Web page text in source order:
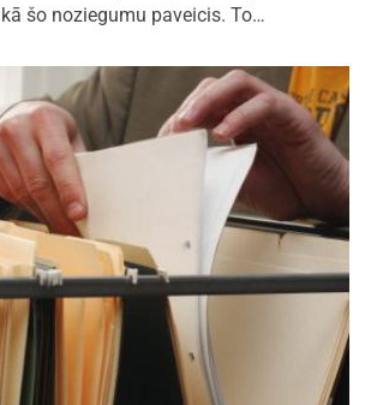
šo noziegumu paveicis. To…